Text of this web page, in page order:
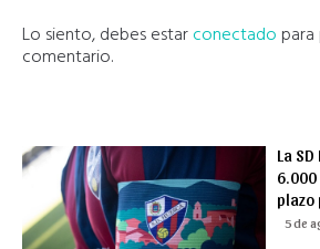
Lo siento, debes estarconectado
comentario.
La
plazo
5 de